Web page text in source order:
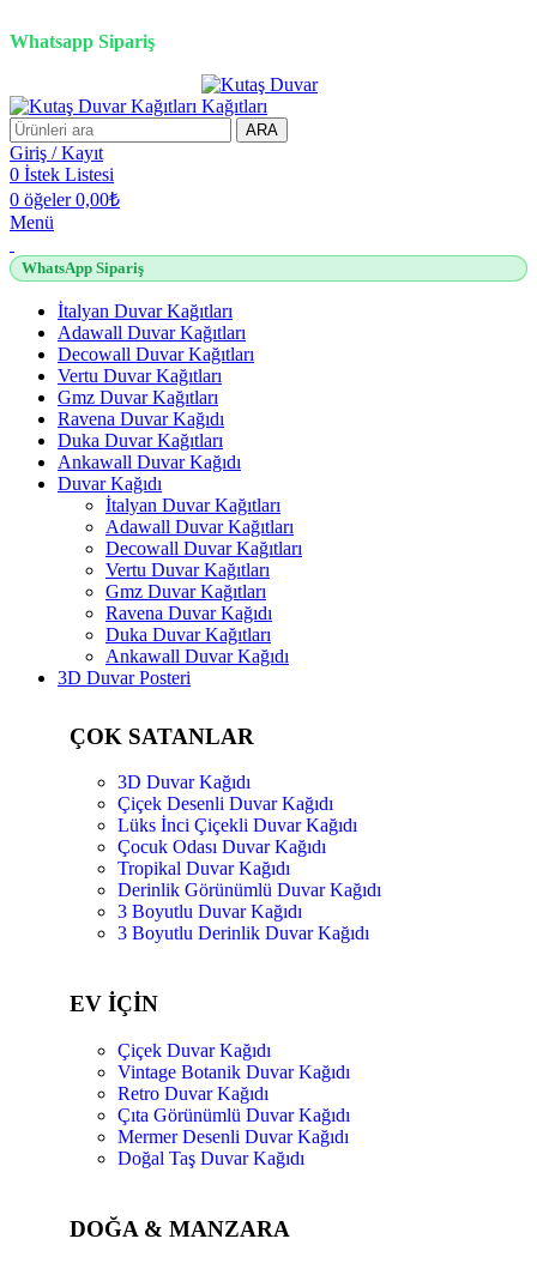
Whatsapp Sipariş
ARA
Giriş / Kayıt
0 İstek Listesi
0 öğeler 0,00₺
Menü
WhatsApp Sipariş
İtalyan Duvar Kağıtları
Adawall Duvar Kağıtları
Decowall Duvar Kağıtları
Vertu Duvar Kağıtları
Gmz Duvar Kağıtları
Ravena Duvar Kağıdı
Duka Duvar Kağıtları
Ankawall Duvar Kağıdı
Duvar Kağıdı
İtalyan Duvar Kağıtları
Adawall Duvar Kağıtları
Decowall Duvar Kağıtları
Vertu Duvar Kağıtları
Gmz Duvar Kağıtları
Ravena Duvar Kağıdı
Duka Duvar Kağıtları
Ankawall Duvar Kağıdı
3D Duvar Posteri
ÇOK SATANLAR
3D Duvar Kağıdı
Çiçek Desenli Duvar Kağıdı
Lüks İnci Çiçekli Duvar Kağıdı
Çocuk Odası Duvar Kağıdı
Tropikal Duvar Kağıdı
Derinlik Görünümlü Duvar Kağıdı
3 Boyutlu Duvar Kağıdı
3 Boyutlu Derinlik Duvar Kağıdı
EV İÇİN
Çiçek Duvar Kağıdı
Vintage Botanik Duvar Kağıdı
Retro Duvar Kağıdı
Çıta Görünümlü Duvar Kağıdı
Mermer Desenli Duvar Kağıdı
Doğal Taş Duvar Kağıdı
DOĞA & MANZARA